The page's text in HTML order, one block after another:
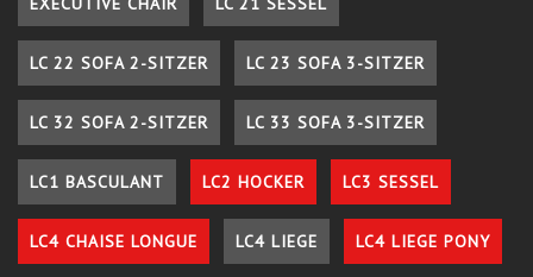
LC 22 SOFA 2-SITZER LC 23 SOFA 3-SITZER
LC 32 SOFA 2-SITZER LC 33 SOFA 3-SITZER
LC1 BASCULANT LC2 HOCKER LC3 SESSEL
LC4 CHAISE LONGUE LC4 LIEGE LC4 LIEGE PONY